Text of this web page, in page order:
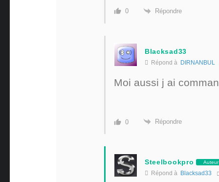
0 Répondre
Blacksad33
Répond à DIRNANBUL
Moi aussi j ai
0 Répondre
Steelbookpro Auteur
Répond à Blacksad33